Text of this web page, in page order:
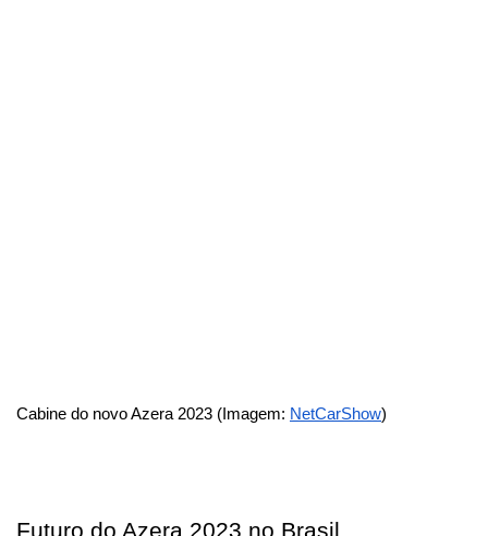
Cabine do novo Azera 2023 (Imagem: NetCarShow)
Futuro do Azera 2023 no Brasil